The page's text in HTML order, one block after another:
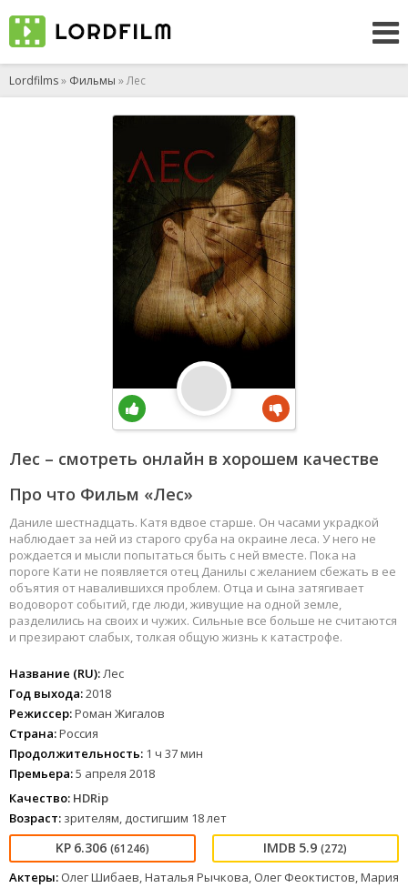
Lordfilms» Фильмы » Лес
Лес – смотреть онлайн в хорошем качестве
Про что Фильм «Лес»
Даниле шестнадцать. Катя вдвое старше. Он часами украдкой
наблюдает за ней из старого сруба на окраине леса. У него не
рождается и мысли попытаться быть с ней вместе. Пока на
пороге Кати не появляется отец Данилы с желанием сбежать в ее
объятия от навалившихся проблем. Отца и сына затягивает
водоворот событий, где люди, живущие на одной земле,
разделились на своих и чужих. Сильные все больше не считаются
и презирают слабых, толкая общую жизнь к катастрофе.
Название (RU):Лес
Год выхода:2018
Режиссер:Роман Жигалов
Страна:Россия
Продолжительность: 1 ч 37 мин
Премьера:5 апреля 2018
Качество: HDRip
Возраст: зрителям, достигшим 18 лет
6.306 (61246) 5.9 (272)
Актеры: Олег Шибаев, Наталья Рычкова, Олег Феоктистов, Мария